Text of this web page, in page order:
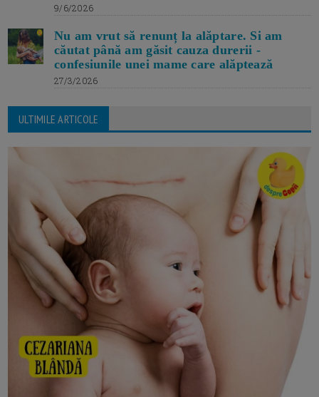
9/6/2026
Nu am vrut să renunț la alăptare. Si am
căutat până am găsit cauza durerii -
confesiunile unei mame care alăptează
27/3/2026
ULTIMILE ARTICOLE